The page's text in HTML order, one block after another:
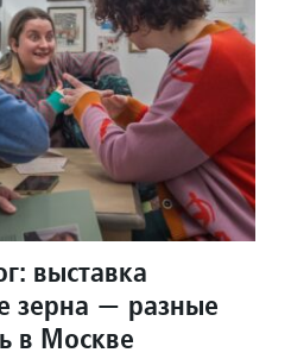
выставка
зерна — разные
в Москве